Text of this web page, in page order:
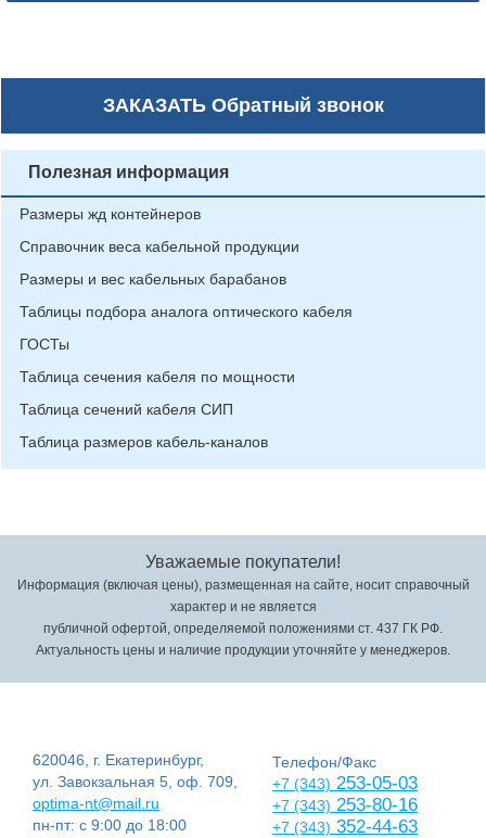
ЗАКАЗАТЬОбратный звонок
Полезная информация
Размеры жд контейнеров
Справочник веса кабельной продукции
Размеры и вес кабельных барабанов
Таблицы подбора аналога оптического кабеля
ГОСТы
Таблица сечения кабеля по мощности
Таблица сечений кабеля СИП
Таблица размеров кабель-каналов
Уважаемые покупатели!
Информация (включая цены), размещенная на сайте, носит справочный
характер и не является
публичной офертой, определяемой положениями ст. 437 ГК РФ.
Актуальность цены и наличие продукции уточняйте у менеджеров.
620046, г. Екатеринбург,
ул. Завокзальная 5, оф. 709,
optima-nt@mail.ru
пн-пт: с 9:00 до 18:00
Телефон/Факс
+7 (343) 253-05-03
+7 (343) 253-80-16
+7 (343) 352-44-63